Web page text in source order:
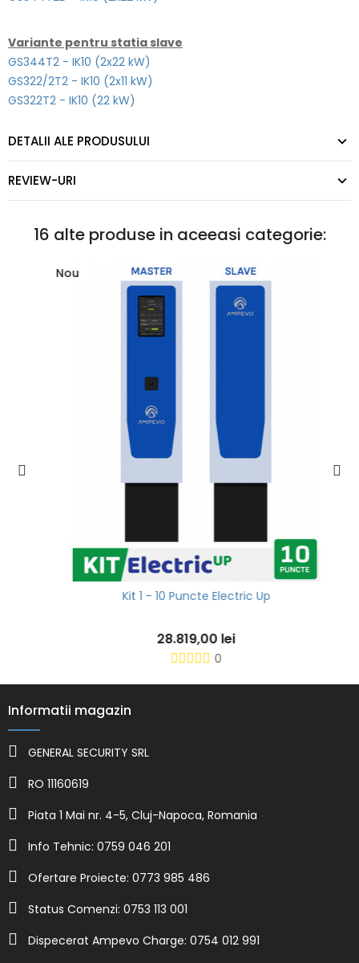
Variante pentru statia slave
GS344T2 - IK10 (2x22 kW)
GS322/2T2 - IK10 (2x11 kW)
GS322T2 - IK10 (22 kW)
DETALII ALE PRODUSULUI
REVIEW-URI
16 alte produse in aceeasi categorie:
Nou
Kit 1 - 10 Puncte Electric Up
28.819,00 lei
0
Informatii magazin
GENERAL SECURITY SRL
RO 11160619
Piata 1 Mai nr. 4-5, Cluj-Napoca, Romania
Info Tehnic: 0759 046 201
Ofertare Proiecte: 0773 985 486
Status Comenzi: 0753 113 001
Dispecerat Ampevo Charge: 0754 012 991